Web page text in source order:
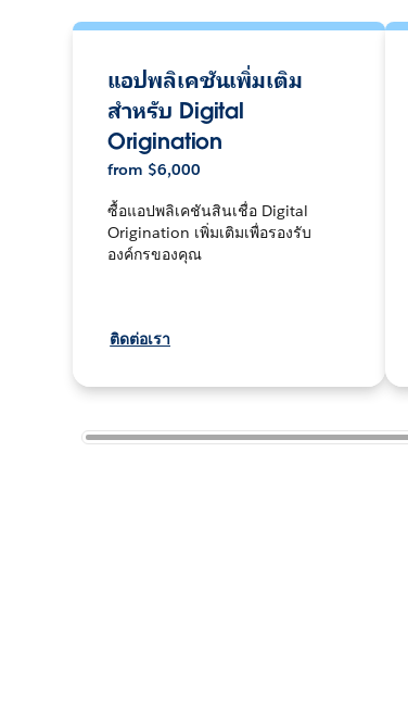
แอปพลิเคชันเพิ่มเติม
สำหรับ Digital
Origination
from $6,000
ซื้อแอปพลิเคชันสินเชื่อ Digital
Origination เพิ่มเติมเพื่อรองรับ
องค์กรของคุณ
ติดต่อเรา